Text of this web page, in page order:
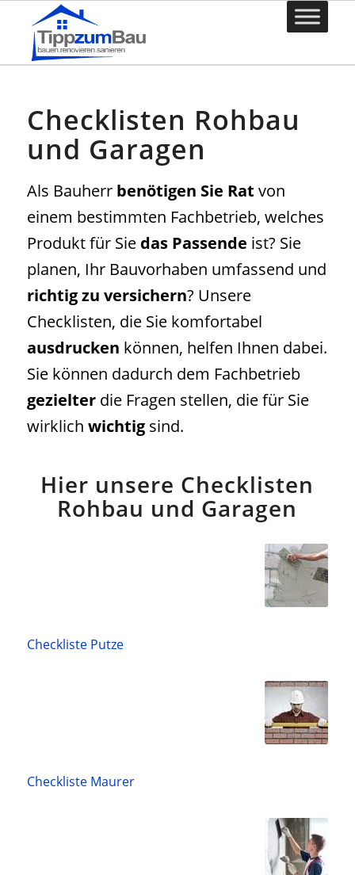
Checklisten Rohbau
und Garagen
Als Bauherr benötigen Sie Rat von
einem bestimmten Fachbetrieb, welches
Produkt für Sie das Passende ist? Sie
planen, Ihr Bauvorhaben umfassend und
richtig zu versichern? Unsere
Checklisten, die Sie komfortabel
ausdrucken können, helfen Ihnen dabei.
Sie können dadurch dem Fachbetrieb
gezielterdie Fragen stellen, die für Sie
wirklich wichtigsind.
Hier unsere Checklisten
Rohbau und Garagen
Checkliste Putze
Checkliste Maurer